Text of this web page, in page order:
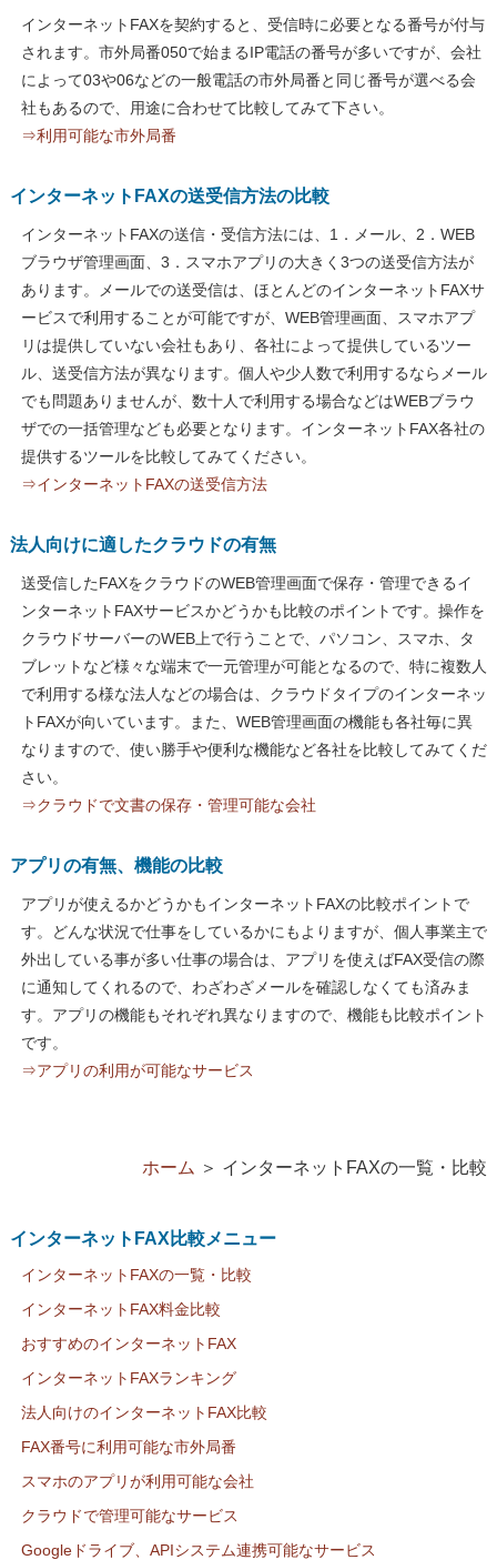
インターネットFAXを契約すると、受信時に必要となる番号が付与
されます。市外局番050で始まるIP電話の番号が多いですが、会社
によって03や06などの一般電話の市外局番と同じ番号が選べる会
社もあるので、用途に合わせて比較してみて下さい。
⇒利用可能な市外局番
インターネットFAXの送受信方法の比較
インターネットFAXの送信・受信方法には、1．メール、2．WEB
ブラウザ管理画面、3．スマホアプリの大きく3つの送受信方法が
あります。メールでの送受信は、ほとんどのインターネットFAXサ
ービスで利用することが可能ですが、WEB管理画面、スマホアプ
リは提供していない会社もあり、各社によって提供しているツー
ル、送受信方法が異なります。個人や少人数で利用するならメール
でも問題ありませんが、数十人で利用する場合などはWEBブラウ
ザでの一括管理なども必要となります。インターネットFAX各社の
提供するツールを比較してみてください。
⇒インターネットFAXの送受信方法
法人向けに適したクラウドの有無
送受信したFAXをクラウドのWEB管理画面で保存・管理できるイ
ンターネットFAXサービスかどうかも比較のポイントです。操作を
クラウドサーバーのWEB上で行うことで、パソコン、スマホ、タ
ブレットなど様々な端末で一元管理が可能となるので、特に複数人
で利用する様な法人などの場合は、クラウドタイプのインターネッ
トFAXが向いています。また、WEB管理画面の機能も各社毎に異
なりますので、使い勝手や便利な機能など各社を比較してみてくだ
さい。
⇒クラウドで文書の保存・管理可能な会社
アプリの有無、機能の比較
アプリが使えるかどうかもインターネットFAXの比較ポイントで
す。どんな状況で仕事をしているかにもよりますが、個人事業主で
外出している事が多い仕事の場合は、アプリを使えばFAX受信の際
に通知してくれるので、わざわざメールを確認しなくても済みま
す。アプリの機能もそれぞれ異なりますので、機能も比較ポイント
です。
⇒アプリの利用が可能なサービス
ホーム ＞ インターネットFAXの一覧・比較
インターネットFAX比較メニュー
インターネットFAXの一覧・比較
インターネットFAX料金比較
おすすめのインターネットFAX
インターネットFAXランキング
法人向けのインターネットFAX比較
FAX番号に利用可能な市外局番
スマホのアプリが利用可能な会社
クラウドで管理可能なサービス
Googleドライブ、APIシステム連携可能なサービス